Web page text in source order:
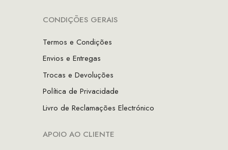
CONDIÇÕES GERAIS
Termos e Condições
Envios e Entregas
Trocas e Devoluções
Política de Privacidade
Livro de Reclamações Electrónico
APOIO AO CLIENTE